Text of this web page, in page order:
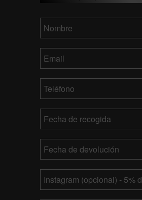
de
recogida
barra
barra
AAAA
de
devolución
barra
barra
Instagram